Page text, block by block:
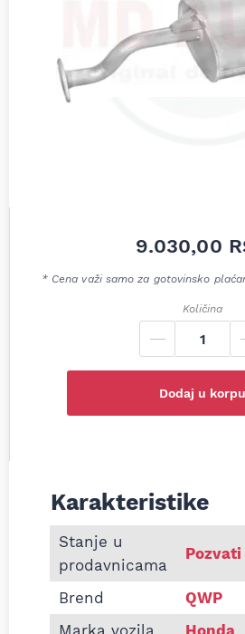
9.030,00
* Cena važi samo za gotovinsko
Količina
Dodaj u korpu
Informacije o Zadnji lonac
Karakteristike
Stanje u
prodavnicama
Brend
QWP
Marka vozila
Honda